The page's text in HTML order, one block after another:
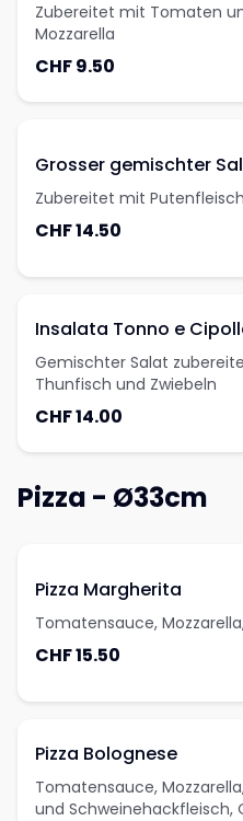
Zubereitet mit Tomaten
Mozzarella
CHF 9.50
Grosser gemischter
Zubereitet mit Putenfleisch
CHF 14.50
Insalata Tonno e
Gemischter Salat
Thunfisch und Zwiebeln
CHF 14.00
Pizza - Ø33cm
Pizza Margherita
Tomatensauce,
CHF 15.50
Pizza Bolognese
Tomatensauce,
und Schweinehackfleisch,